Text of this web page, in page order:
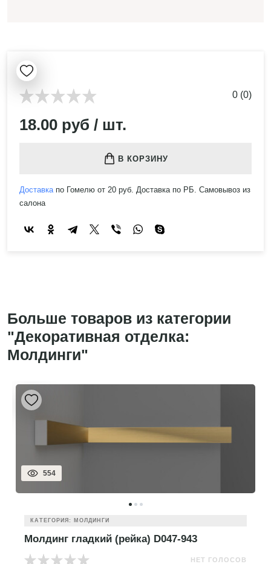
0 (0)
18.00 руб / шт.
В КОРЗИНУ
Доставкапо Гомелю от 20 руб. Доставка по РБ. Самовывоз из
салона
Больше товаров из категории
"Декоративная отделка:
Молдинги"
554
КАТЕГОРИЯ: МОЛДИНГИ
Молдинг гладкий (рейка) D047-943
НЕТ ГОЛОСОВ